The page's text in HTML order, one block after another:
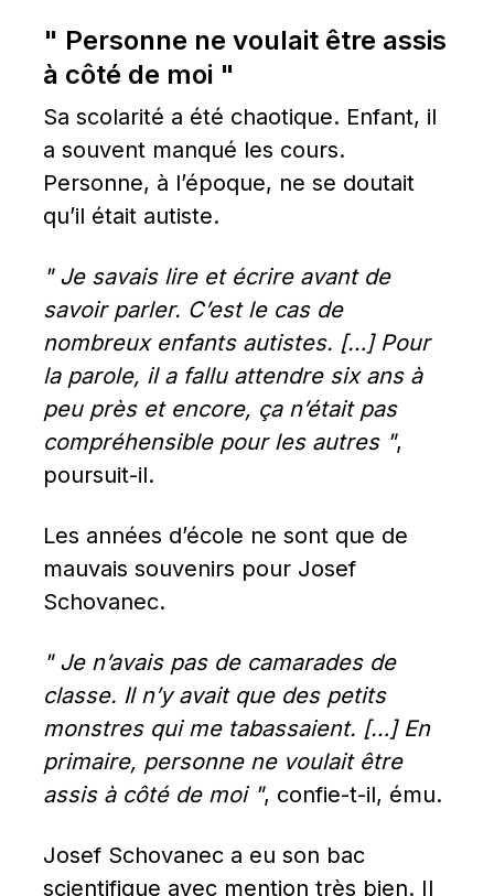
" Personne ne voulait être assis
à côté de moi "
Sa scolarité a été chaotique. Enfant, il
a souvent manqué les cours.
Personne, à l’époque, ne se doutait
qu’il était autiste.
" Je savais lire et écrire avant de
savoir parler. C’est le cas de
nombreux enfants autistes. […] Pour
la parole, il a fallu attendre six ans à
peu près et encore, ça n’était pas
compréhensible pour les autres ",
poursuit-il.
Les années d’école ne sont que de
mauvais souvenirs pour Josef
Schovanec.
" Je n’avais pas de camarades de
classe. Il n’y avait que des petits
monstres qui me tabassaient. […] En
primaire, personne ne voulait être
assis à côté de moi ", confie-t-il, ému.
Josef Schovanec a eu son bac
scientifique avec mention très bien. Il